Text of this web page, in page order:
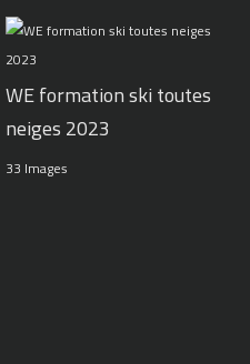
WE formation ski toutes
neiges 2023
33 Images